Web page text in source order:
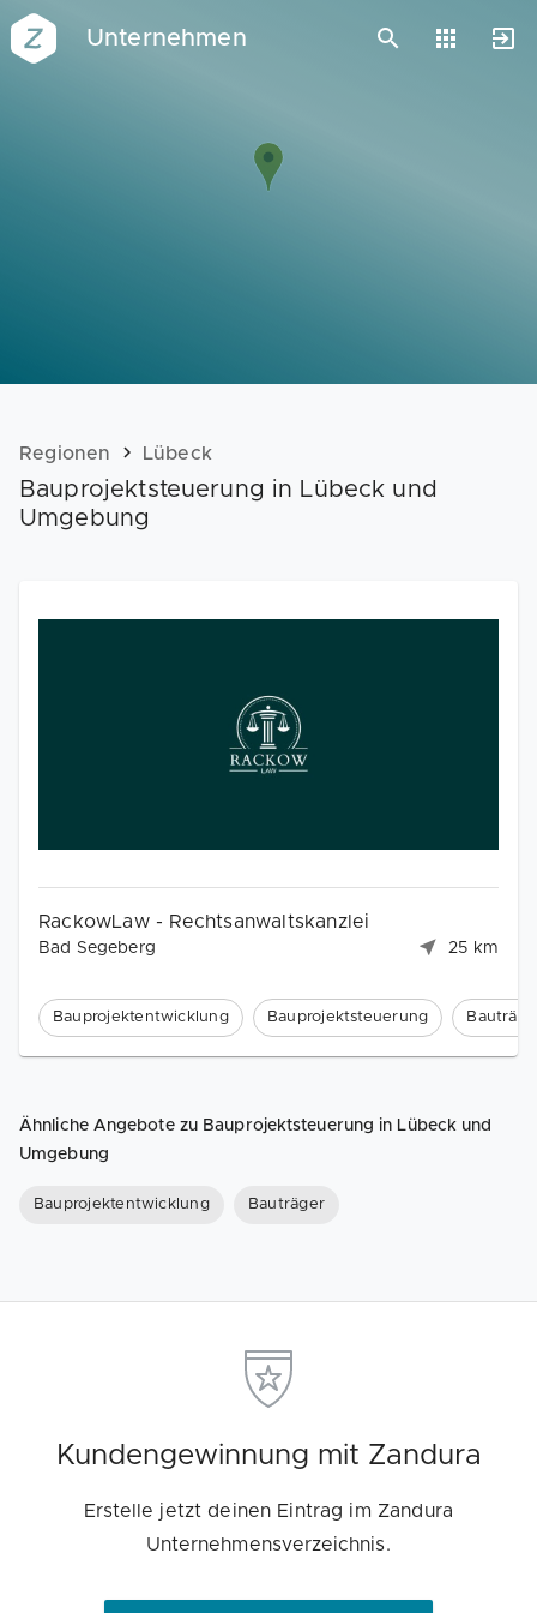
Unternehmen
Vorlagen
Regionen Lübeck
Bauprojektsteuerung in Lübeck und
Umgebung
RackowLaw - Rechtsanwaltskanzlei
Bad Segeberg 25 km
Bauprojektentwicklung Bauprojektsteuerung
Ähnliche Angebote zu Bauprojektsteuerung in Lübeck und
Umgebung
Bauprojektentwicklung Bauträger
Kundengewinnung mit Zandura
Erstelle jetzt deinen Eintrag im Zandura
Unternehmensverzeichnis.